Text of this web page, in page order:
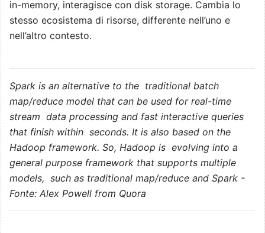
in-memory, interagisce con disk storage. Cambia lo
stesso ecosistema di risorse, differente nell’uno e
nell’altro contesto.
Spark is an alternative to the traditional batch
map/reduce model that can be used for real-time
stream data processing and fast interactive queries
that finish within seconds. It is also based on the
Hadoop framework. So, Hadoop is evolving into a
general purpose framework that supports multiple
models, such as traditional map/reduce and Spark -
Fonte: Alex Powell from Quora